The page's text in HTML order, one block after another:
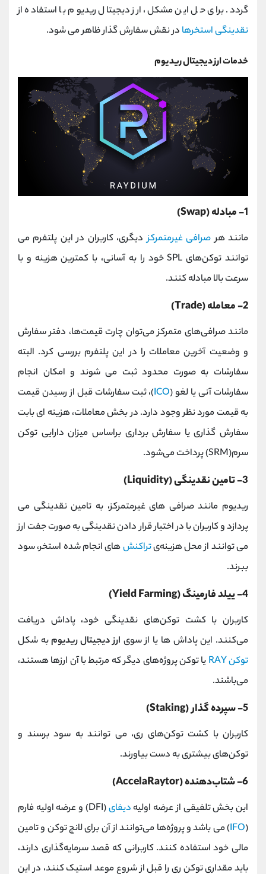
گردد. برای حل این مشکل، ارز دیجیتال ریدیوم با استفاده از
نقدینگی استخرها در نقش سفارش گذار ظاهر می شود.
خدمات ارز دیجیتال ریدیوم
1- مبادله (Swap)
مانند هرصرافی غیرمتمرکزدیگری، کاربران در این پلتفرم می
توانند توکن‌های SPL خود را به آسانی، با کمترین هزینه و با
سرعت بالا مبادله کنند.
2- معامله (Trade)
مانند صرافی‌های متمرکز می‌توان چارت قیمت‌ها، دفتر سفارش
و وضعیت آخرین معاملات را در این پلتفرم بررسی کرد. البته
سفارشات به صورت محدود ثبت می شوند و امکان انجام
سفارشات آنی یا لغو (ICO)، ثبت سفارشات قبل از رسیدن قیمت
به قیمت مورد نظر وجود دارد. در بخش معاملات، هزینه ای بابت
سفارش گذاری یا سفارش برداری براساس میزان دارایی توکن
سرم(SRM) پرداخت می‌شود.
3- تامین نقدینگی (Liquidity)
ریدیوم مانند صرافی های غیرمتمرکز، به تامین نقدینگی می
پردازد و کاربران با در اختیار قرار دادن نقدینگی به صورت جفت ارز
می توانند از محل هزینه‌یتراکنشهای انجام شده استخر، سود
ببرند.
4- ییلد فارمینگ (Yield Farming)
کاربران با کشت توکن‌های نقدینگی خود، پاداش دریافت
می‌کنند. این پاداش ها یا از سوی ارز دیجیتال ریدیومبه شکل
توکن RAY
یا توکن‌ پروژه‌های دیگر که مرتبط با آن ارزها هستند،
می‌باشند.
5- سپرده گذار (Staking)
کاربران با کشت توکن‌های ری، می توانند به سود برسند و
توکن‌های بیشتری به دست بیاورند.
6- شتاب‌دهنده (AccelaRaytor)
این بخش تلفیقی از عرضه اولیه دیفای
(DFI) و عرضه اولیه فارم
(
IFO) می باشد و پروژه‌ها می‌توانند از آن برای لانچ توکن و تامین
مالی خود استفاده کنند. کاربرانی که قصد سرمایه‌گذاری دارند،
باید مقداری توکن ری را قبل از شروع موعد استیک کنند، در این